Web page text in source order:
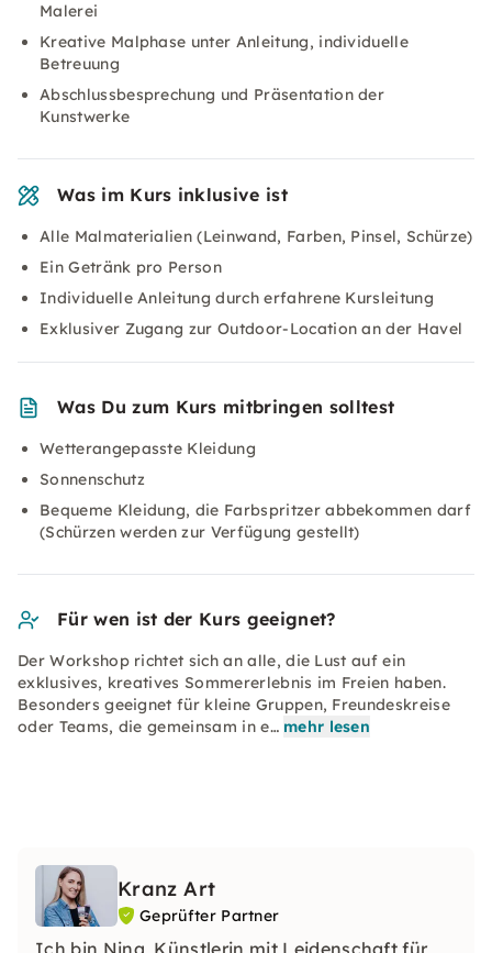
Malerei
Kreative Malphase unter Anleitung, individuelle
Betreuung
Abschlussbesprechung und Präsentation der
Kunstwerke
Was im Kurs inklusive ist
Alle Malmaterialien (Leinwand, Farben, Pinsel, Schürze)
Ein Getränk pro Person
Individuelle Anleitung durch erfahrene Kursleitung
Exklusiver Zugang zur Outdoor-Location an der Havel
Was Du zum Kurs mitbringen solltest
Wetterangepasste Kleidung
Sonnenschutz
Bequeme Kleidung, die Farbspritzer abbekommen darf
(Schürzen werden zur Verfügung gestellt)
Für wen ist der Kurs geeignet?
Der Workshop richtet sich an alle, die Lust auf ein
exklusives, kreatives Sommererlebnis im Freien haben.
Besonders geeignet für kleine Gruppen, Freundeskreise
oder Teams, die gemeinsam in e… mehr lesen
Kranz Art
Geprüfter Partner
Ich bin Nina, Künstlerin mit Leidenschaft für